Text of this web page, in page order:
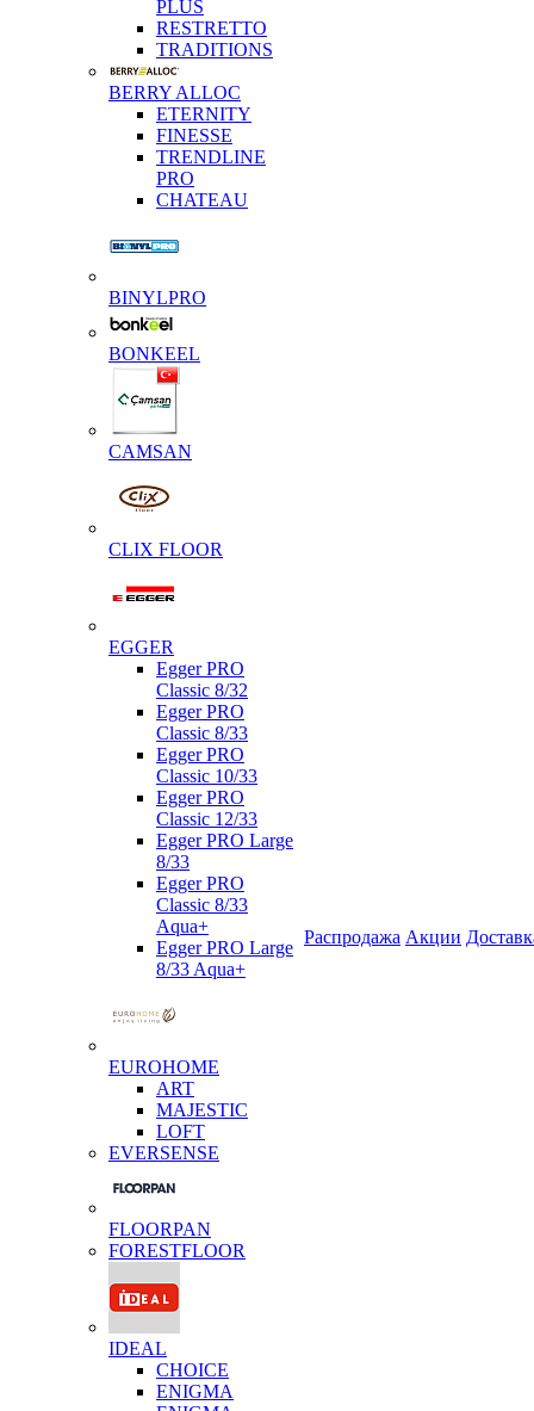
PLUS
RESTRETTO
TRADITIONS
BERRY ALLOC
ETERNITY
FINESSE
TRENDLINE
PRO
CHATEAU
BINYLPRO
BONKEEL
CAMSAN
CLIX FLOOR
EGGER
Egger PRO
Classic 8/32
Egger PRO
Classic 8/33
Egger PRO
Classic 10/33
Egger PRO
Classic 12/33
Egger PRO Large
8/33
Egger PRO
Classic 8/33
Aqua+
Egger PRO Large
8/33 Aqua+
EUROHOME
ART
MAJESTIC
LOFT
EVERSENSE
FLOORPAN
FORESTFLOOR
IDEAL
CHOICE
ENIGMA
Распродажа Акции